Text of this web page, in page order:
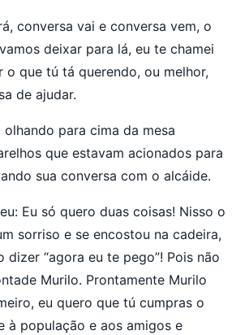
conversa vai e conversa vem, o
deixar para lá, eu te chamei
o que tú tá querendo, ou melhor,
de ajudar.
para cima da mesa
que estavam acionados para
sua conversa com o alcáide.
Eu só quero duas coisas! Nisso o
sorriso e se encostou na cadeira,
dizer “agora eu te pego”! Pois não
Murilo. Prontamente Murilo
eu quero que tú cumpras o
à população e aos amigos e